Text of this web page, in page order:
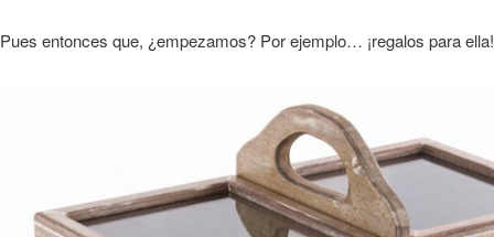
Pues entonces que, ¿empezamos? Por ejemplo… ¡regalos para ella!